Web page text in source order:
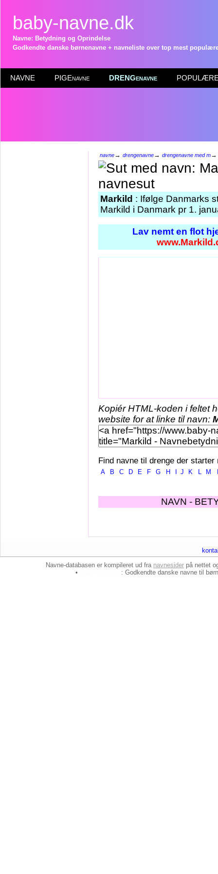
baby-navne.dk
Navne: Betydning og Oprindelse
Godkendte danske børnenavne + navneliste over top mest
NAVNE PIGEnavne DRENGenavne POPULÆRE
navne→ drengenavne→ drengenavne med m
Markild : Ifølge Danmarks
Markild i Danmark pr 1.
Lav nemt en flot
Kopiér HTML-koden i feltet
website for at linke til navn:
Find navne til drenge der starter
A B C D E F G H J K L M
NAVN -
Navne-databasen er kompileret ud fra navnesider på nettet
•
: Godkendte danske navne til børn